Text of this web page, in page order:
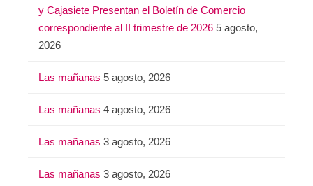
y Cajasiete Presentan el Boletín de Comercio
correspondiente al II trimestre de 2026 5 agosto,
2026
Las mañanas 5 agosto, 2026
Las mañanas 4 agosto, 2026
Las mañanas 3 agosto, 2026
Las mañanas 3 agosto, 2026